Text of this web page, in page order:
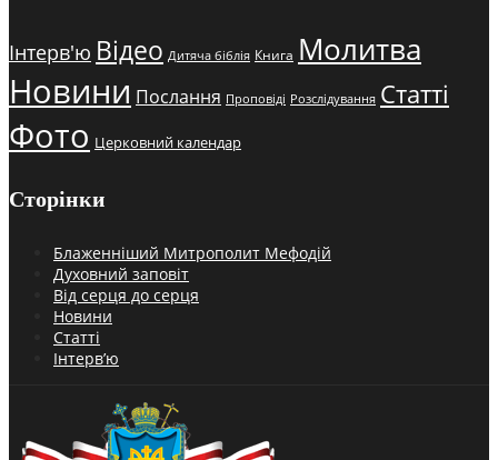
Інтерв'ю Відео Дитяча біблія Книга Молитва
Новини Послання Проповіді Розслідування Статті
Фото Церковний календар
Сторінки
Блаженніший Митрополит Мефодій
Духовний заповіт
Від серця до серця
Новини
Статті
Інтерв’ю